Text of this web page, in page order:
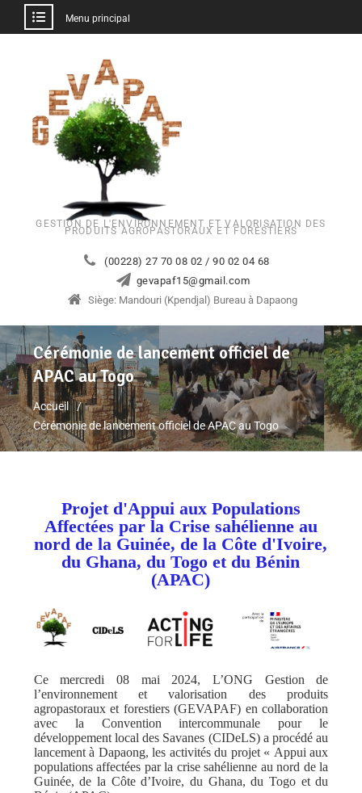
Menu principal
GESTION DE L'ENVIRONNEMENT ET VALORISATION DES
PRODUITS AGROPASTORAUX ET FORESTIERS
(00228) 27 70 08 02 / 90 02 04 68
gevapaf15@gmail.com
Siège: Mandouri (Kpendjal) Bureau à Dapaong
Cérémonie de lancement officiel de
APAC au Togo
Accueil
Cérémonie de lancement officiel de APAC au Togo
Projet d'Appui aux Populations
Affectées par la Crise sahélienne au
nord de la Guinée, de la Côte d'Ivoire,
du Ghana, du Togo et du Bénin
(APAC)
Ce mercredi 08 mai 2024, L’ONG Gestion de
l’environnement et valorisation des produits
agropastoraux et forestiers (GEVAPAF) en collaboration
avec la Convention intercommunale pour le
développement local des Savanes (CIDeLS) a procédé au
lancement à Dapaong, les activités du projet « Appui aux
populations affectées par la crise sahélienne au nord de la
Guinée, de la Côte d’Ivoire, du Ghana, du Togo et du